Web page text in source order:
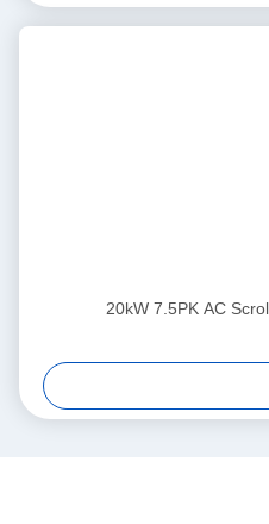
20kW 7.5PK AC